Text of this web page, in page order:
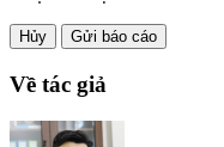
Hủy Gửi báo cáo
Về tác giả